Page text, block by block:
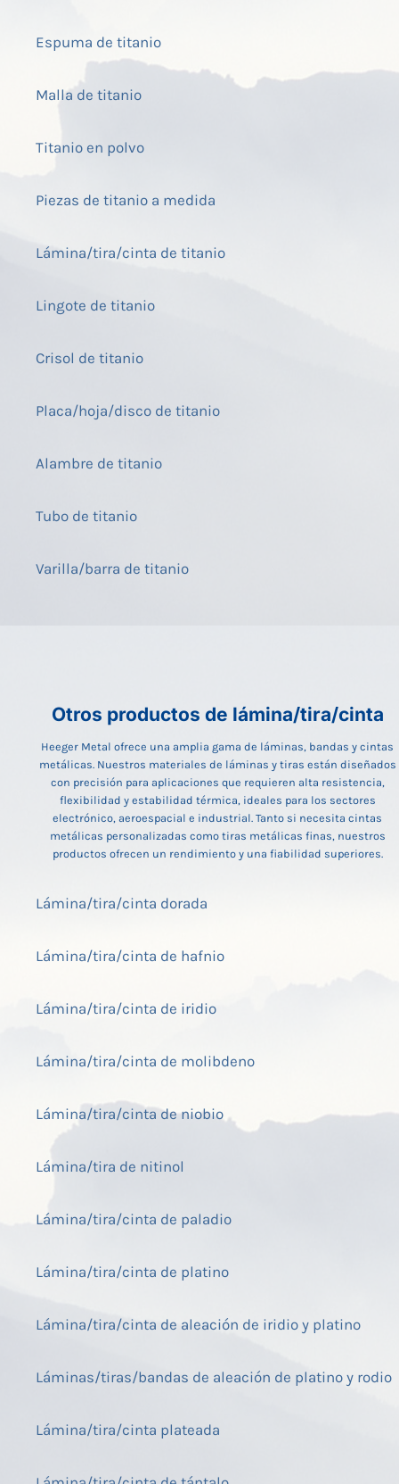
Espuma de titanio
Malla de titanio
Titanio en polvo
Piezas de titanio a medida
Lámina/tira/cinta de titanio
Lingote de titanio
Crisol de titanio
Placa/hoja/disco de titanio
Alambre de titanio
Tubo de titanio
Varilla/barra de titanio
Otros productos de lámina/tira/cinta
Heeger Metal ofrece una amplia gama de láminas, bandas y cintas
metálicas. Nuestros materiales de láminas y tiras están diseñados
con precisión para aplicaciones que requieren alta resistencia,
flexibilidad y estabilidad térmica, ideales para los sectores
electrónico, aeroespacial e industrial. Tanto si necesita cintas
metálicas personalizadas como tiras metálicas finas, nuestros
productos ofrecen un rendimiento y una fiabilidad superiores.
Lámina/tira/cinta dorada
Lámina/tira/cinta de hafnio
Lámina/tira/cinta de iridio
Lámina/tira/cinta de molibdeno
Lámina/tira/cinta de niobio
Lámina/tira de nitinol
Lámina/tira/cinta de paladio
Lámina/tira/cinta de platino
Lámina/tira/cinta de aleación de iridio y platino
Láminas/tiras/bandas de aleación de platino y rodio
Lámina/tira/cinta plateada